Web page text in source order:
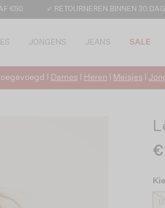
€50 ✓ RETOURNEREN BINNEN 30
JONGENS JEANS SALE
| Dames Heren Meisjes